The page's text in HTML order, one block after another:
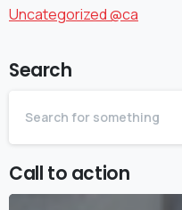
Uncategorized @ca
Search
Call to action